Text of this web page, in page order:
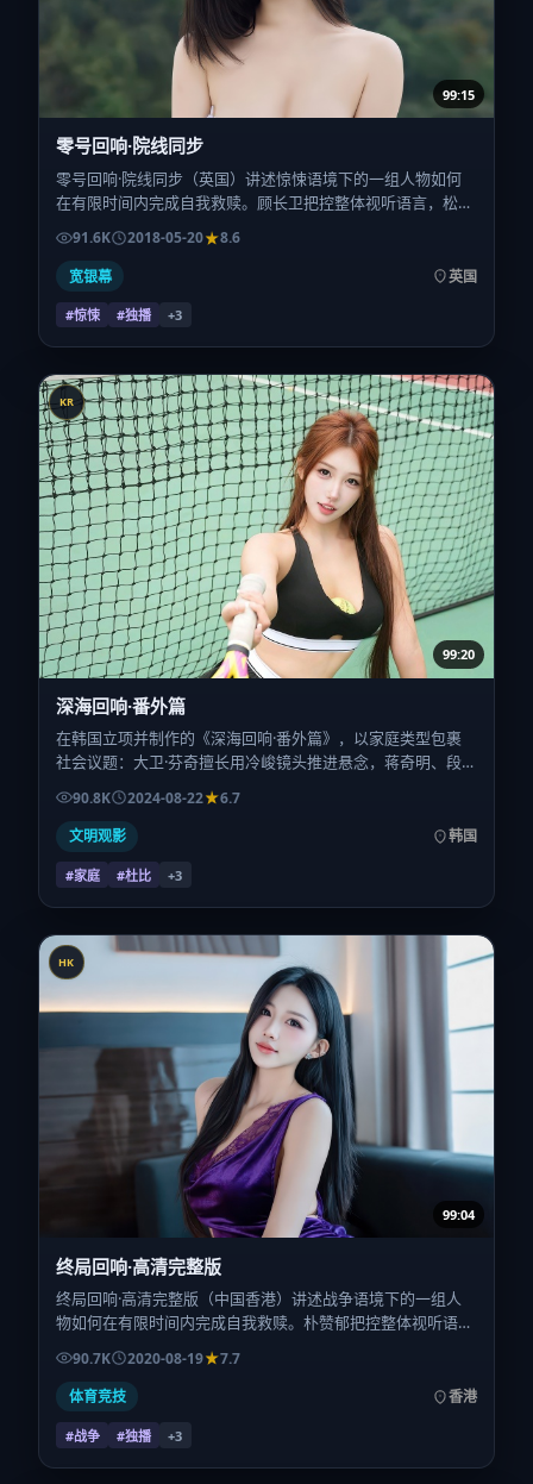
99:15
零号回响·院线同步
零号回响·院线同步（英国）讲述惊悚语境下的一组人物如何
在有限时间内完成自我救赎。顾长卫把控整体视听语言，松坂
桃李、汤姆·哈迪、古天乐、提莫西·查拉梅、柯震东的表演层
次丰富。影片定于 2018-05-20 起陆续登陆院线与网络平台，
春季档公映，片长103分钟。
91.6K 2018-05-20
8.6
宽银幕
英国
#惊悚 #独播 +3
KR
99:20
深海回响·番外篇
在韩国立项并制作的《深海回响·番外篇》，以家庭类型包裹
社会议题：大卫·芬奇擅长用冷峻镜头推进悬念，蒋奇明、段
奕宏、朱一龙、沈腾的对手戏为看点之一。上映时间：2024-
08-22；片长172分钟；适合关注现实质感与类型片结构的观
众。
90.8K 2024-08-22
6.7
文明观影
韩国
#家庭 #杜比 +3
HK
99:04
终局回响·高清完整版
终局回响·高清完整版（中国香港）讲述战争语境下的一组人
物如何在有限时间内完成自我救赎。朴赞郁把控整体视听语
言，菅田将晖、宋佳、秦昊、李秉宪的表演层次丰富。影片定
于 2020-08-19 起陆续登陆院线与网络平台，暑期档公映，片
长169分钟。
90.7K 2020-08-19
7.7
体育竞技
香港
#战争 #独播 +3